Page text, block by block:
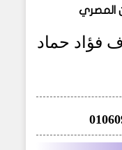
المصري
فؤاد حماد